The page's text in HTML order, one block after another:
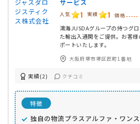
サービス
人気 1 実績 1 価格 -----
鴻海JUSDAグループの持つグ
た輸出入通関をご提供。お客
ポートいたします。
大阪府堺市堺区匠町1番地
実績(2) クチコミ
特徴
独自の物流プラスアルファ・ワン